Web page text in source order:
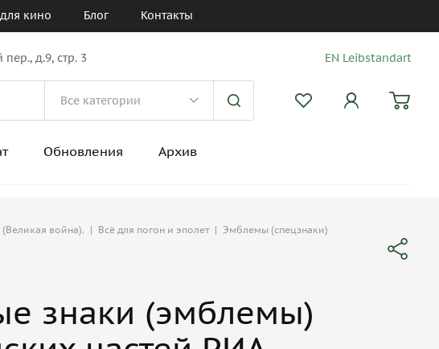
кино Блог Контакты
д.9, стр. 3 EN Leibstandart
Обновления Архив
война). | Всё для погон и эполет | Эмблемы (спецзнаки)
знаки (эмблемы)